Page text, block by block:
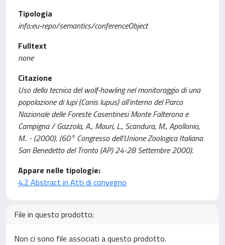
Tipologia
info:eu-repo/semantics/conferenceObject
Fulltext
none
Citazione
Uso della tecnica del wolf-howling nel monitoraggio di una
popolazione di lupi (Canis lupus) all’interno del Parco
Nazionale delle Foreste Casentinesi Monte Falterona e
Campigna / Gazzola, A., Mauri, L., Scandura, M., Apollonio,
M.. - (2000). (60° Congresso dell’Unione Zoologica Italiana
San Benedetto del Tronto (AP) 24-28 Settembre 2000).
Appare nelle tipologie:
4.2 Abstract in Atti di convegno
File in questo prodotto:
Non ci sono file associati a questo prodotto.